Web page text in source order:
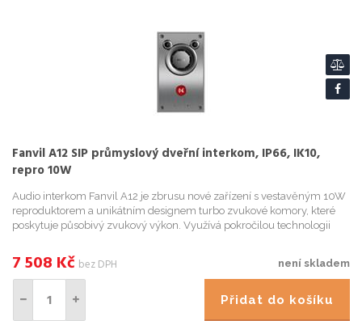
Fanvil A12 SIP průmyslový dveřní interkom, IP66, IK10,
repro 10W
Audio interkom Fanvil A12 je zbrusu nové zařízení s vestavěným 10W
reproduktorem a unikátním designem turbo zvukové komory, které
poskytuje působivý zvukový výkon. Využívá pokročilou technologii
není skladem
7 508 Kč bez DPH
Přidat do košíku